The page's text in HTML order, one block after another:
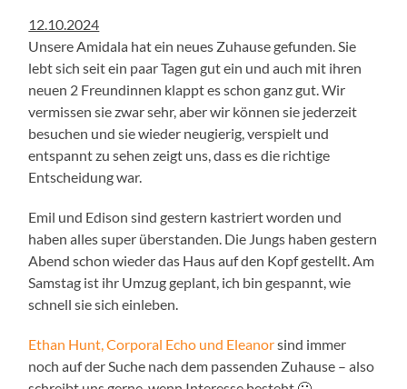
12.10.2024
Unsere Amidala hat ein neues Zuhause gefunden. Sie
lebt sich seit ein paar Tagen gut ein und auch mit ihren
neuen 2 Freundinnen klappt es schon ganz gut. Wir
vermissen sie zwar sehr, aber wir können sie jederzeit
besuchen und sie wieder neugierig, verspielt und
entspannt zu sehen zeigt uns, dass es die richtige
Entscheidung war.
Emil und Edison sind gestern kastriert worden und
haben alles super überstanden. Die Jungs haben gestern
Abend schon wieder das Haus auf den Kopf gestellt. Am
Samstag ist ihr Umzug geplant, ich bin gespannt, wie
schnell sie sich einleben.
Ethan Hunt, Corporal Echo und Eleanorsind immer
noch auf der Suche nach dem passenden Zuhause – also